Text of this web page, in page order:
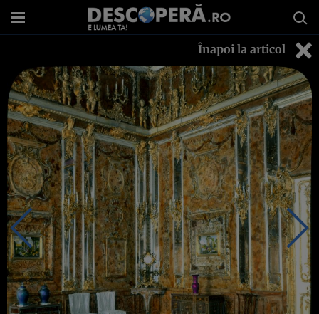
Înapoi la articol